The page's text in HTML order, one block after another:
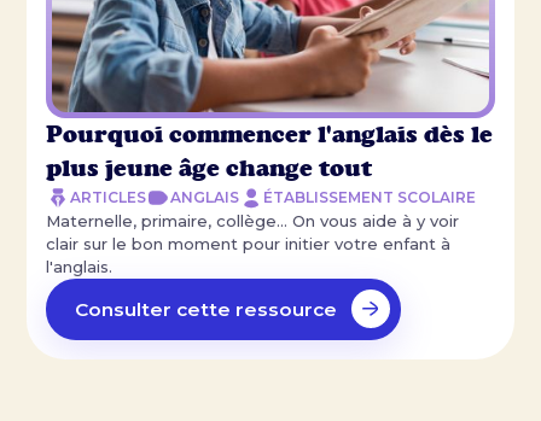
Pourquoi commencer l'anglais dès le
plus jeune âge change tout
ARTICLES ANGLAIS ÉTABLISSEMENT SCOLAIRE
Maternelle, primaire, collège… On vous aide à y voir
clair sur le bon moment pour initier votre enfant à
l'anglais.
Consulter cette ressource